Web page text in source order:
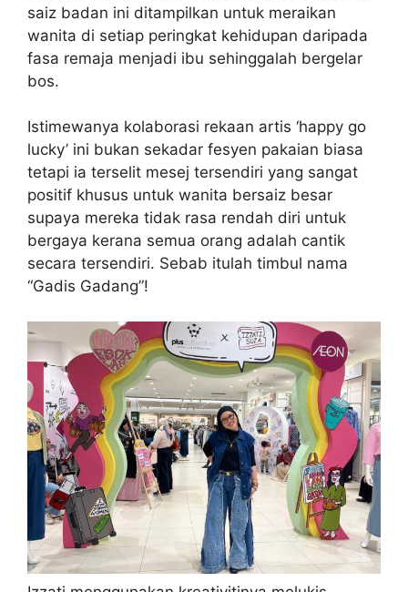
saiz badan ini ditampilkan untuk meraikan
wanita di setiap peringkat kehidupan daripada
fasa remaja menjadi ibu sehinggalah bergelar
bos.
Istimewanya kolaborasi rekaan artis ‘happy go
lucky’ ini bukan sekadar fesyen pakaian biasa
tetapi ia terselit mesej tersendiri yang sangat
positif khusus untuk wanita bersaiz besar
supaya mereka tidak rasa rendah diri untuk
bergaya kerana semua orang adalah cantik
secara tersendiri. Sebab itulah timbul nama
“Gadis Gadang”!